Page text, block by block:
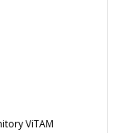
ViTAM